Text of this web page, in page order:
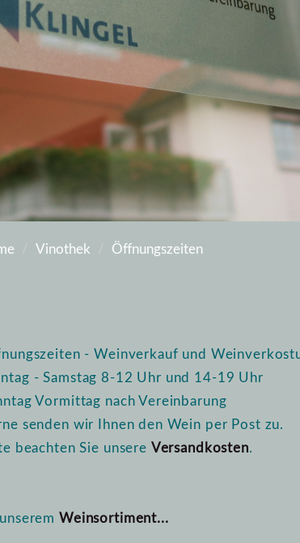
Vinothek Öffnungszeiten
- Weinverkauf und
- Samstag 8-12 Uhr und 14-19 Uhr
Vormittag nach Vereinbarung
senden wir Ihnen den Wein per Post zu.
beachten Sie unsere Versandkosten.
Weinsortiment...